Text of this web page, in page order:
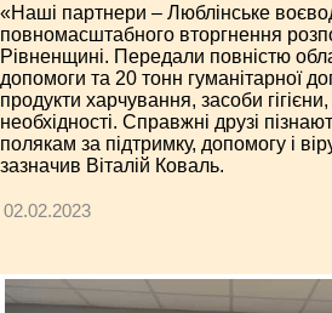
«Наші партнери – Люблінське
повномасштабного вторгнення
Рівненщині. Передали повністю
допомоги та 20 тонн гуманітарної
продукти харчування, засоби
необхідності. Справжні друзі
полякам за підтримку, допомогу і
зазначив Віталій Коваль.
02.02.2023